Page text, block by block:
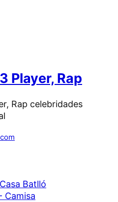
Player, Rap
Batlló
Camisa